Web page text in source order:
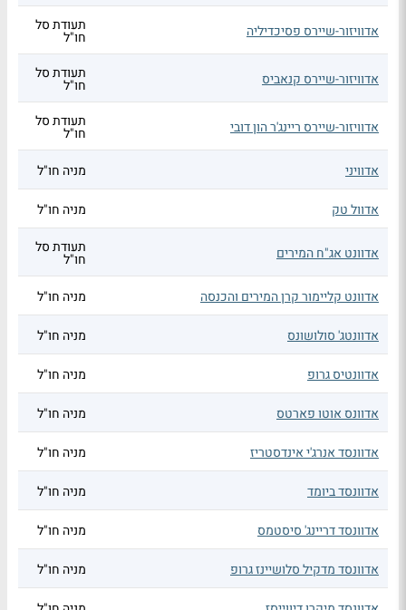
אדוויזור-שיירס פסיכדיליה תעודת סל
חו"ל
אדוויזור-שיירס קנאביס תעודת סל
חו"ל
אדוויזור-שיירס ריינג'ר הון דובי תעודת סל
חו"ל
אדוויני
מניה חו"ל
אדוול טק מניה חו"ל
אדוונט אג"ח המירים תעודת סל
חו"ל
אדוונט קליימור קרן המירים והכנסה
מניה חו"ל
אדוונטג' סולושונס מניה חו"ל
אדוונטיס גרופ מניה חו"ל
אדוונס אוטו פארטס מניה חו"ל
אדוונסד אנרג'י אינדסטריז מניה חו"ל
אדוונסד ביומד מניה חו"ל
אדוונסד דריינג' סיסטמס מניה חו"ל
אדוונסד מדקיל סלושיינז גרופ מניה חו"ל